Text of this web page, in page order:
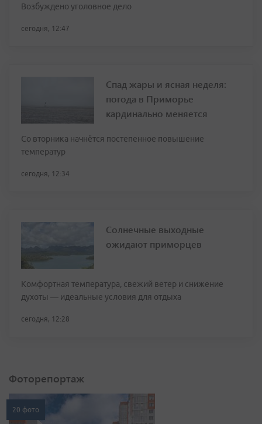
Возбуждено уголовное дело
сегодня, 12:47
Спад жары и ясная неделя:
погода в Приморье
кардинально меняется
Со вторника начнётся постепенное повышение
температур
сегодня, 12:34
Солнечные выходные
ожидают приморцев
Комфортная температура, свежий ветер и снижение
духоты — идеальные условия для отдыха
сегодня, 12:28
Фоторепортаж
20 фото